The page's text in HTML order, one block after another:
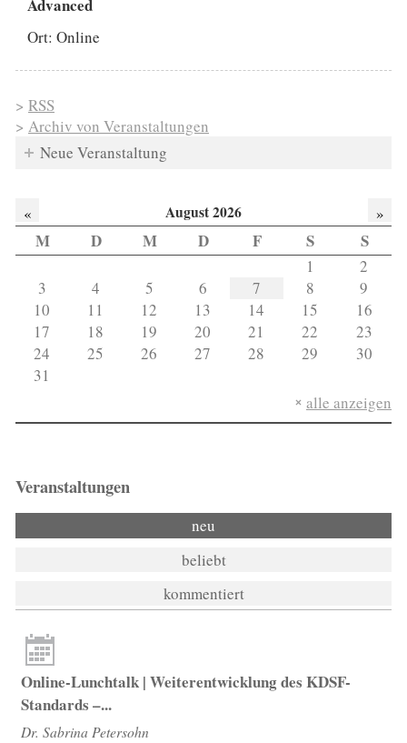
Advanced
Ort: Online
> RSS
> Archiv von Veranstaltungen
Neue Veranstaltung
« August 2026 »
M D M D F S S
1
2
3
4 5 6 7 8
9
10
11 12 13 14 15
16
17
18 19 20 21 22
23
24
25 26 27 28 29
30
31
alle anzeigen
Veranstaltungen
neu
beliebt
kommentiert
Online-Lunchtalk | Weiterentwicklung des KDSF-
Standards –...
Dr. Sabrina Petersohn